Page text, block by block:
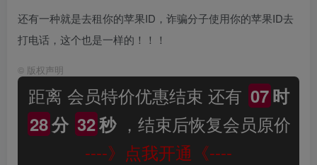
还有一种就是去租你的苹果ID，诈骗分子使用你的苹果ID去
打电话，这个也是一样的！！！
© 版权声明
距离 会员特价优惠结束 还有 07时
28分 31秒，结束后恢复会员原价
----》点我开通《----